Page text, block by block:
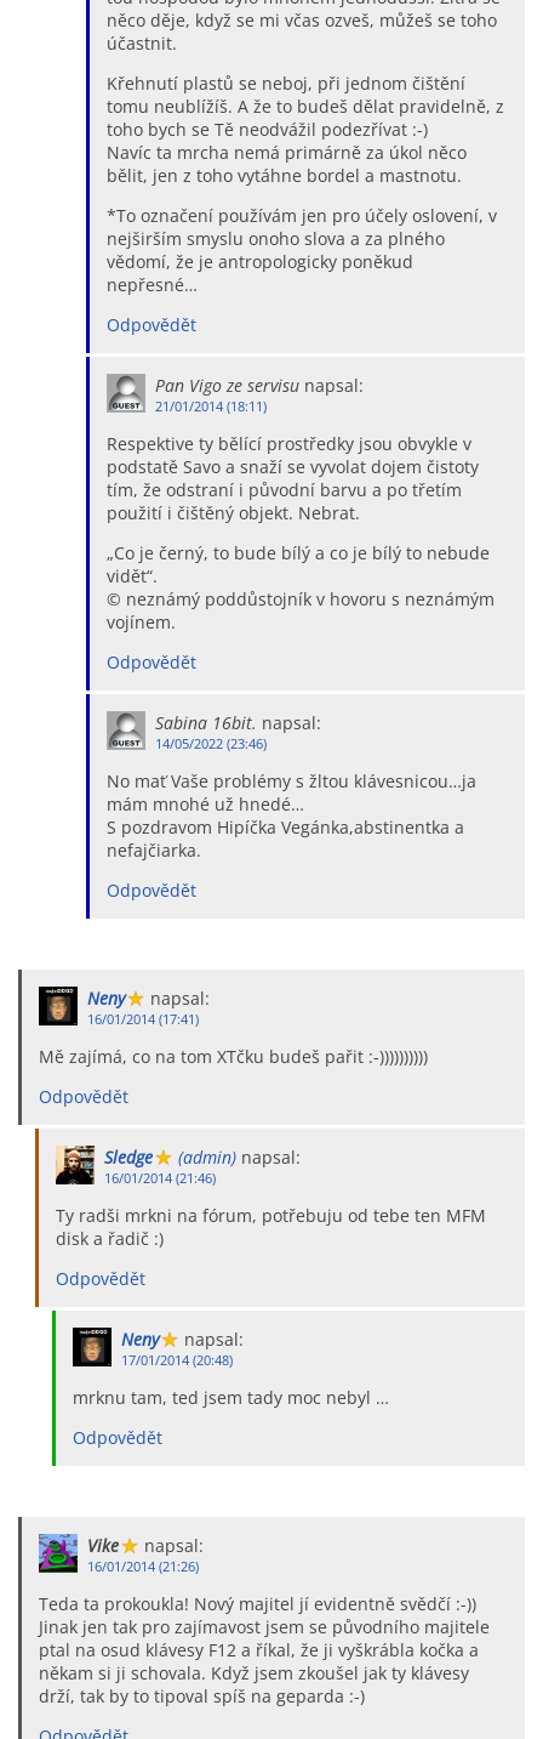
něco děje, když se mi včas ozveš, můžeš se toho
účastnit.
Křehnutí plastů se neboj, při jednom čištění
tomu neublížíš. A že to budeš dělat pravidelně, z
toho bych se Tě neodvážil podezřívat :-)
Navíc ta mrcha nemá primárně za úkol něco
bělit, jen z toho vytáhne bordel a mastnotu.
*To označení používám jen pro účely oslovení, v
nejširším smyslu onoho slova a za plného
vědomí, že je antropologicky poněkud
nepřesné…
Odpovědět
Pan Vigo ze servisu napsal:
21/01/2014 (18:11)
Respektive ty bělící prostředky jsou obvykle v
podstatě Savo a snaží se vyvolat dojem čistoty
tím, že odstraní i původní barvu a po třetím
použití i čištěný objekt. Nebrat.
„Co je černý, to bude bílý a co je bílý to nebude
vidět“.
© neznámý poddůstojník v hovoru s neznámým
vojínem.
Odpovědět
Sabina 16bit. napsal:
14/05/2022 (23:46)
No mať Vaše problémy s žltou klávesnicou…ja
mám mnohé už hnedé…
S pozdravom Hipíčka Vegánka,abstinentka a
nefajčiarka.
Odpovědět
Neny napsal:
16/01/2014 (17:41)
Mě zajímá, co na tom XTčku budeš pařit :-))))))))))
Odpovědět
Sledge (admin) napsal:
16/01/2014 (21:46)
Ty radši mrkni na fórum, potřebuju od tebe ten MFM
disk a řadič :)
Odpovědět
Neny napsal:
17/01/2014 (20:48)
mrknu tam, ted jsem tady moc nebyl …
Odpovědět
Vike napsal:
16/01/2014 (21:26)
Teda ta prokoukla! Nový majitel jí evidentně svědčí :-))
Jinak jen tak pro zajímavost jsem se původního majitele
ptal na osud klávesy F12 a říkal, že ji vyškrábla kočka a
někam si ji schovala. Když jsem zkoušel jak ty klávesy
drží, tak by to tipoval spíš na geparda :-)